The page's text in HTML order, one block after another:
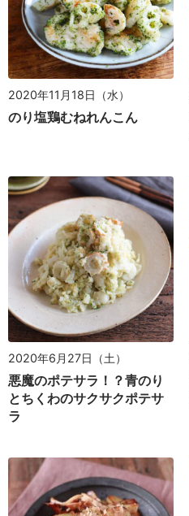
2020年11月18日（水）
のり塩鶏むねれんこん
2020年6月27日（土）
悪魔のポテサラ！？青のり
とちくわのサクサクポテサ
ラ